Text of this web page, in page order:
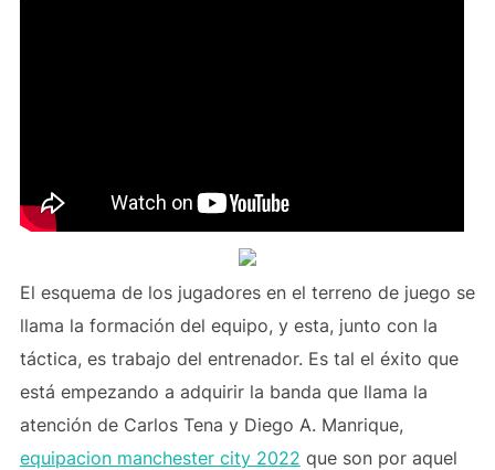
El esquema de los jugadores en el terreno de juego se
llama la formación del equipo, y esta, junto con la
táctica, es trabajo del entrenador. Es tal el éxito que
está empezando a adquirir la banda que llama la
atención de Carlos Tena y Diego A. Manrique,
equipacion manchester city 2022 que son por aquel